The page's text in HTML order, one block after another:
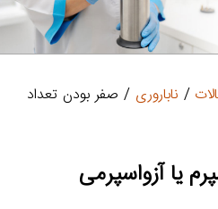
/ ناباروری / صفر بودن تعداد
یا آزواسپرمی